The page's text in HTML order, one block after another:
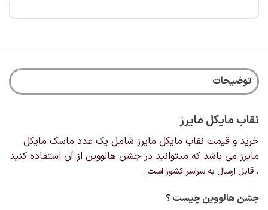
باشد.
ها
است
صفحه
محصول
انتخاب
توضیحات
نقاب مایکل مایرز
خرید و قیمت نقاب مایکل مایرز شامل یک عدد ماسک مایکل
مایرز می باشد که میتوانید در جشن هالووین از آن استفاده کنید
. قابل ارسال به سراسر کشور است .
جشن هالووین چیست ؟